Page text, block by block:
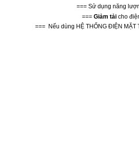
=== Sử dụng năng
=== Giảm tảicho
=== Nếu dùng HỆ THỐNG ĐIỆN